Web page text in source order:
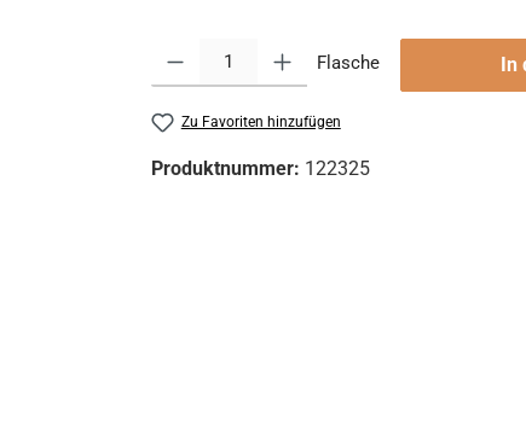
Produkt Anzahl: Gib den gewünschten Wert ein
Flasche In
Zu Favoriten hinzufügen
Produktnummer: 122325